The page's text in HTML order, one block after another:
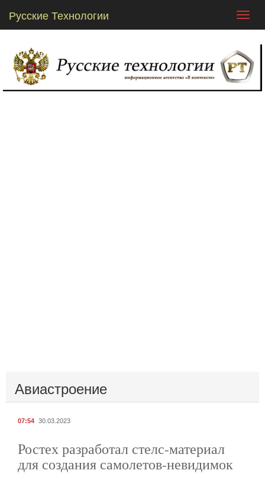
Русские Технологии
Авиастроение
07:54 30.03.2023
Ростех разработал стелс-материал
для создания самолетов-невидимок